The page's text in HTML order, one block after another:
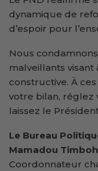
dynamique de
d’espoir pour
Nous
malveillants
constructive. À
votre bilan, réglez
laissez le
Le Bureau
Mamadou
Coordonnateur